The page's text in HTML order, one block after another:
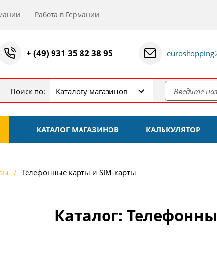
Работа в Германии
+ (49) 931 35 82 38 95
Поиск по: Каталогу магазинов
КАТАЛОГ МАГАЗИНОВ КАЛЬКУЛЯТОР
Телефонные карты и SIM-карты
Каталог: